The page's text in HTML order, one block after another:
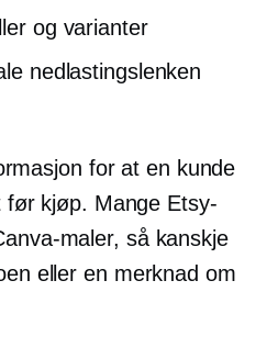
og varianter
nedlastingslenken
for at en kunde
kjøp. Mange Etsy-
maler, så kanskje
eller en merknad om